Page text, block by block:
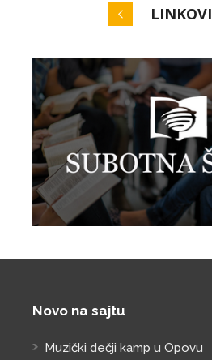
LINKOVI
Novo na sajtu
Muzički dečji kamp u Opovu